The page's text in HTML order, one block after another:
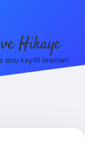
Hikaye
dolu keyifli öneriler!